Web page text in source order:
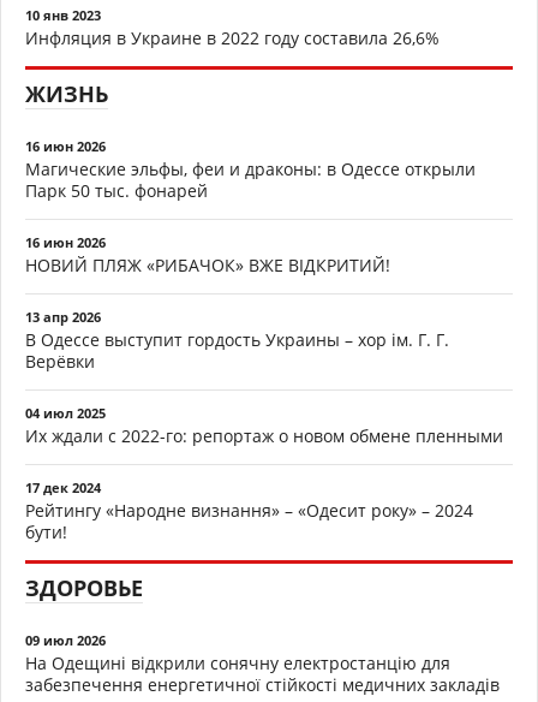
10 янв 2023
Инфляция в Украине в 2022 году составила 26,6%
ЖИЗНЬ
16 июн 2026
Магические эльфы, феи и драконы: в Одессе открыли
Парк 50 тыс. фонарей
16 июн 2026
НОВИЙ ПЛЯЖ «РИБАЧОК» ВЖЕ ВІДКРИТИЙ!
13 апр 2026
В Одессе выступит гордость Украины – хор ім. Г. Г.
Верёвки
04 июл 2025
Их ждали с 2022-го: репортаж о новом обмене пленными
17 дек 2024
Рейтингу «Народне визнання» – «Одесит року» – 2024
бути!
ЗДОРОВЬЕ
09 июл 2026
На Одещині відкрили сонячну електростанцію для
забезпечення енергетичної стійкості медичних закладів